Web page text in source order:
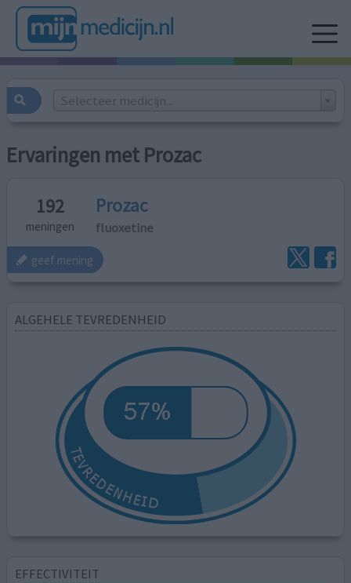
Selecteer medicijn...
Ervaringen met Prozac
192
meningen
Prozac
fluoxetine
geef mening
ALGEHELE TEVREDENHEID
EFFECTIVITEIT